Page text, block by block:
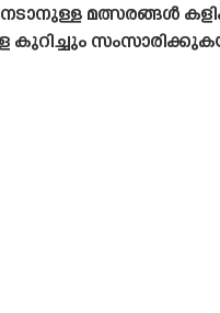
മത്സരങ്ങൾ
കുറിച്ചും